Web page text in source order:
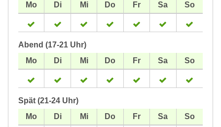
Abend (17-21 Uhr)
Spät (21-24 Uhr)